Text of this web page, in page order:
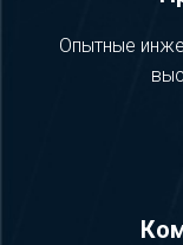
Опытные